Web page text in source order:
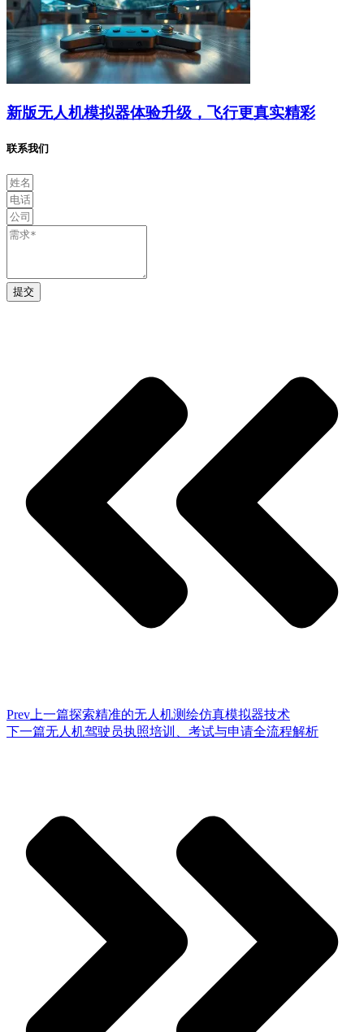
新版无人机模拟器体验升级，飞行更真实精彩
联系我们
提交
Prev 上一篇探索精准的无人机测绘仿真模拟器技术
下一篇无人机驾驶员执照培训、考试与申请全流程解析